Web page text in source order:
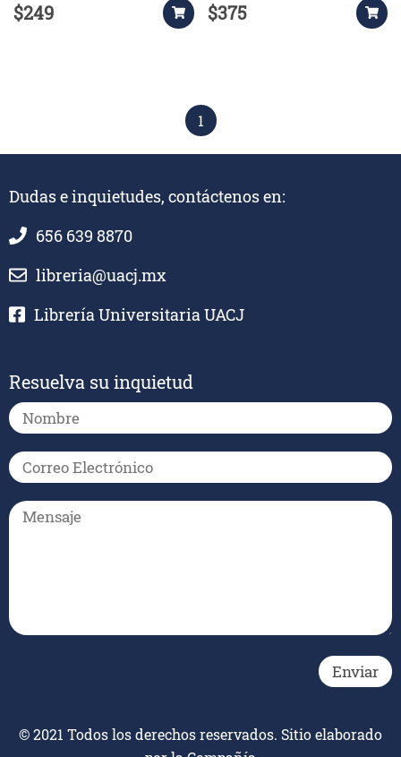
$249 $375
1
Dudas e inquietudes, contáctenos en:
656 639 8870
libreria@uacj.mx
Librería Universitaria UACJ
Resuelva su inquietud
© 2021 Todos los derechos reservados. Sitio elaborado